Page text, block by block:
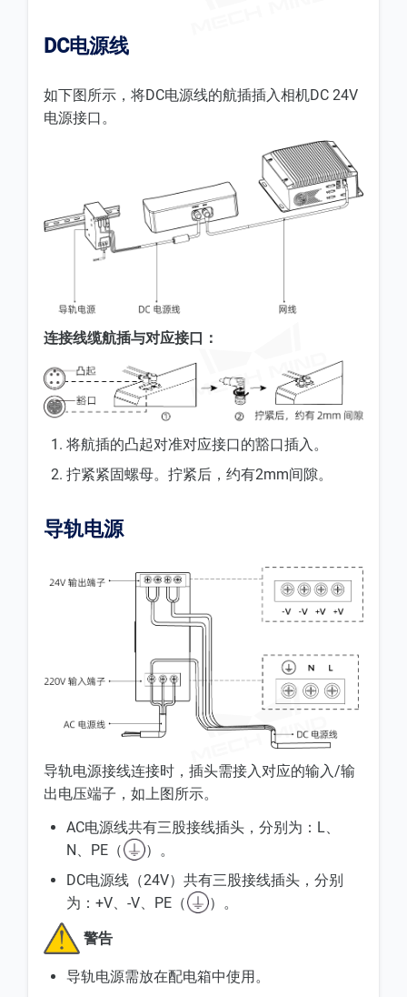
DC电源线
如下图所示，将DC电源线的航插插入相机DC 24V
电源接口。
连接线缆航插与对应接口：
将航插的凸起对准对应接口的豁口插入。
拧紧紧固螺母。拧紧后，约有2mm间隙。
导轨电源
导轨电源接线连接时，插头需接入对应的输入/输
出电压端子，如上图所示。
AC电源线共有三股接线插头，分别为：L、
N、PE（
）。
DC电源线（24V）共有三股接线插头，分别
为：+V、-V、PE（
）。
警告
导轨电源需放在配电箱中使用。